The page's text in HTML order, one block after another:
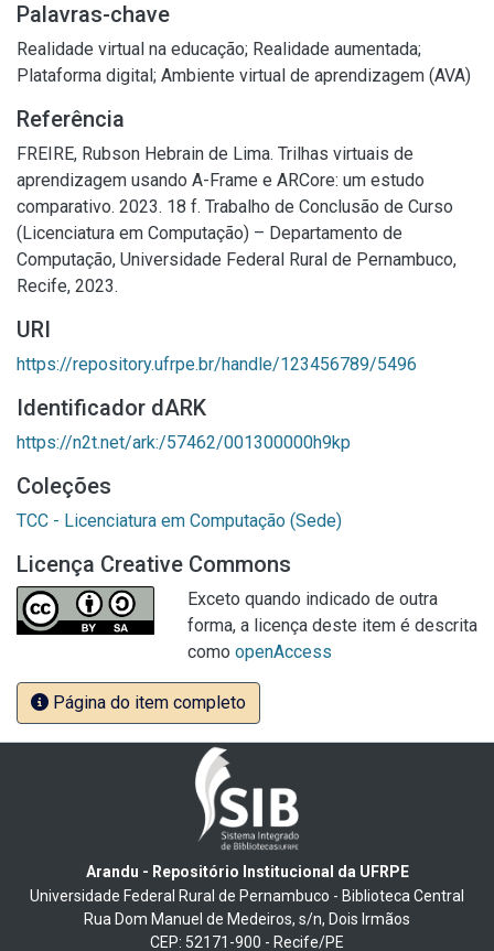
Palavras-chave
Realidade virtual na educação; Realidade aumentada;
Plataforma digital; Ambiente virtual de aprendizagem (AVA)
Referência
FREIRE, Rubson Hebrain de Lima. Trilhas virtuais de
aprendizagem usando A-Frame e ARCore: um estudo
comparativo. 2023. 18 f. Trabalho de Conclusão de Curso
(Licenciatura em Computação) – Departamento de
Computação, Universidade Federal Rural de Pernambuco,
Recife, 2023.
URI
https://repository.ufrpe.br/handle/123456789/5496
Identificador dARK
https://n2t.net/ark:/57462/001300000h9kp
Coleções
TCC - Licenciatura em Computação (Sede)
Licença Creative Commons
Exceto quando indicado de outra
forma, a licença deste item é descrita
como openAccess
Página do item completo
Arandu - Repositório Institucional da UFRPE
Universidade Federal Rural de Pernambuco - Biblioteca Central
Rua Dom Manuel de Medeiros, s/n, Dois Irmãos
CEP: 52171-900 - Recife/PE